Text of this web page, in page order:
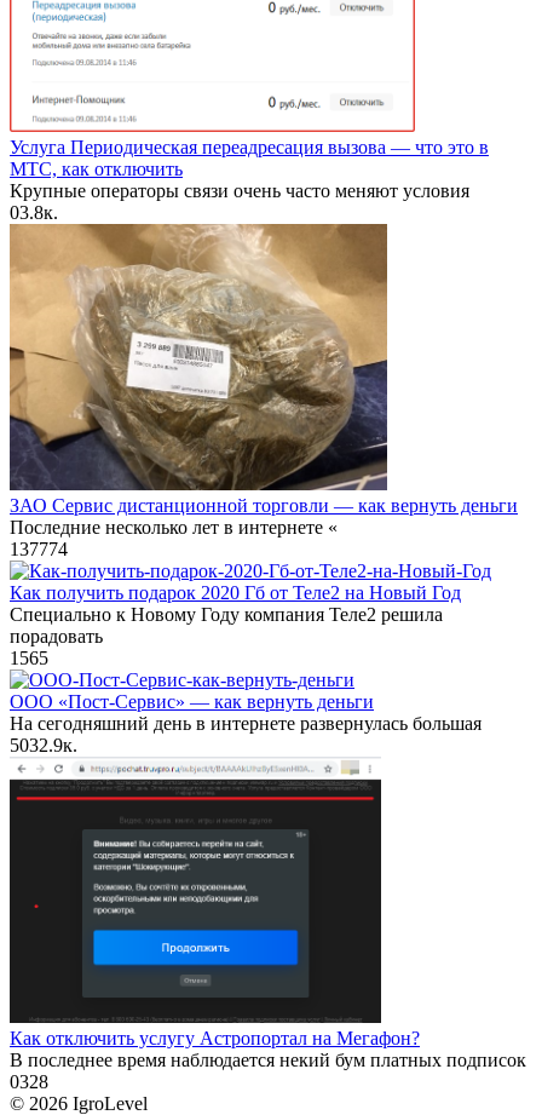
Услуга Периодическая переадресация вызова — что это в
МТС, как отключить
Крупные операторы связи очень часто меняют условия
03.8к.
ЗАО Сервис дистанционной торговли — как вернуть деньги
Последние несколько лет в интернете «
137774
Как получить подарок 2020 Гб от Теле2 на Новый Год
Специально к Новому Году компания Теле2 решила
порадовать
1 565
ООО «Пост-Сервис» — как вернуть деньги
На сегодняшний день в интернете развернулась большая
5032.9к.
Как отключить услугу Астропортал на Мегафон?
В последнее время наблюдается некий бум платных подписок
0328
© 2026 IgroLevel